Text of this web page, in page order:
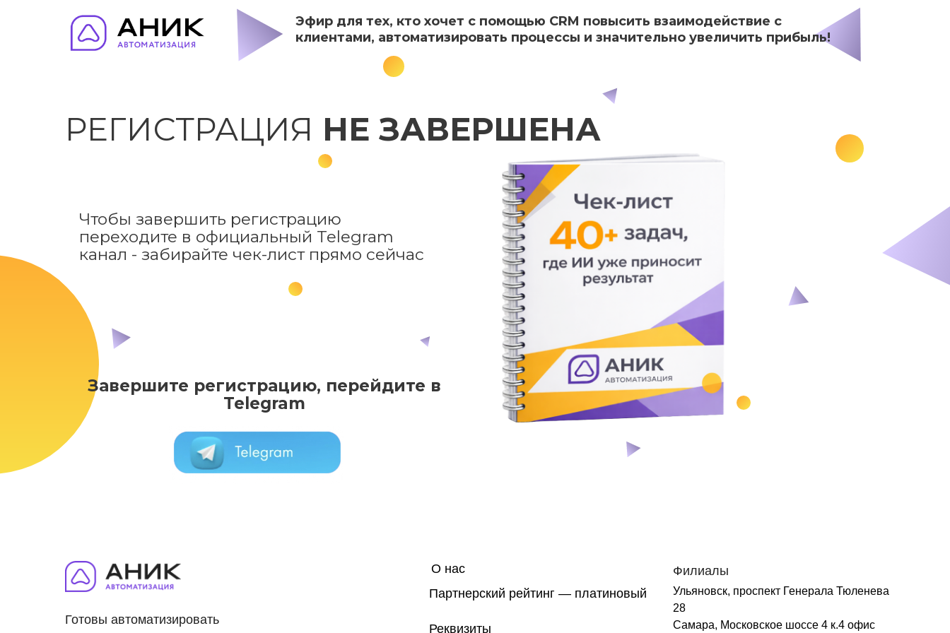
Эфир для тех, кто хочет с помощью CRM повысить взаимодействие с
клиентами, автоматизировать процессы и значительно увеличить прибыль!
РЕГИСТРАЦИЯ НЕ ЗАВЕРШЕНА
Чтобы завершить регистрацию
переходите в официальный Telegram
канал - забирайте чек-лист прямо сейчас
Завершите регистрацию, перейдите в
Telegram
Ульяновск, проспект Генерала Тюленева
28
Самара, Московское шоссе 4 к.4 офис
Готовы автоматизировать
О нас Филиалы
Реквизиты
Партнерский рейтинг — платиновый